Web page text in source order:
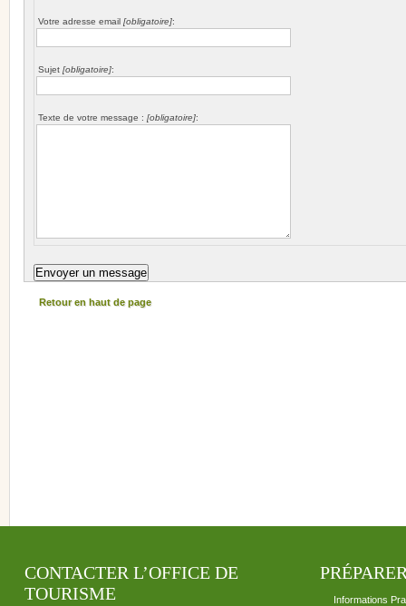
Votre adresse email [obligatoire]:
Sujet [obligatoire]:
Texte de votre message : [obligatoire]:
Retour en haut de page
CONTACTER L’OFFICE DE
TOURISME
Informations